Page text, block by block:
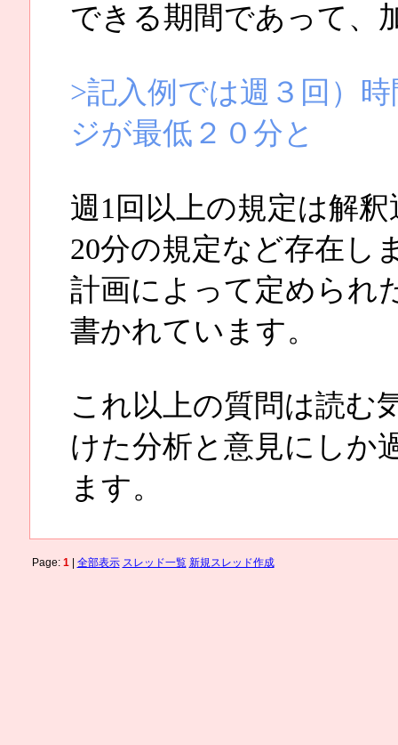
できる期間であって、
>記入例では週３回）
ジが最低２０分と
週1回以上の規定は解
20分の規定など存在し
計画によって定められ
書かれています。
これ以上の質問は読む
けた分析と意見にしか
ます。
Page: 1| 全部表示 スレッド一覧 新規スレッド作成